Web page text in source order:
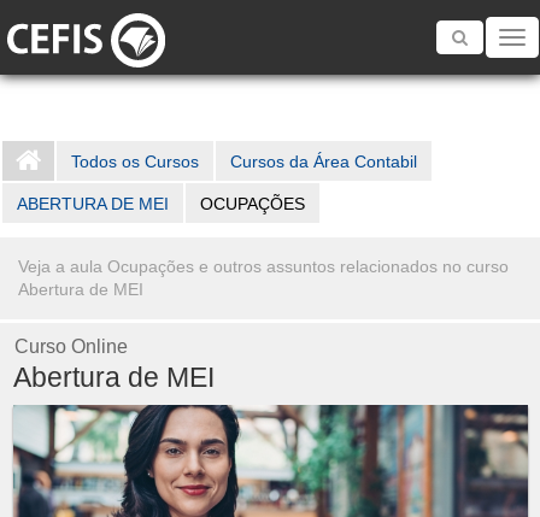
Toggle
Todos os Cursos Cursos da Área Contabil
ABERTURA DE MEI OCUPAÇÕES
Veja a aula Ocupações e outros assuntos relacionados no curso
Abertura de MEI
Curso Online
Abertura de MEI